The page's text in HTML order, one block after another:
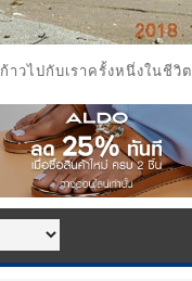
ก้าวไปกับเราครั้งหนึ่งในชีวิต